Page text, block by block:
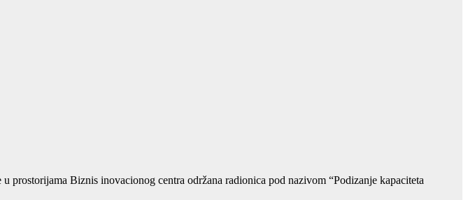
Biznis inovacionog centra održana radionica pod nazivom “Podizanje kapaciteta